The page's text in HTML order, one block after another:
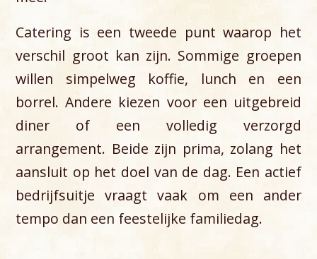
Catering is een tweede punt waarop het
verschil groot kan zijn. Sommige groepen
willen simpelweg koffie, lunch en een
borrel. Andere kiezen voor een uitgebreid
diner of een volledig verzorgd
arrangement. Beide zijn prima, zolang het
aansluit op het doel van de dag. Een actief
bedrijfsuitje vraagt vaak om een ander
tempo dan een feestelijke familiedag.